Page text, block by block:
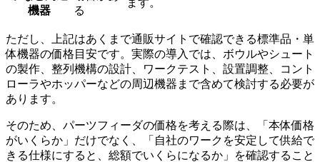
機器
る
ただし、上記はあくまで通販サイトで確認できる標準品・単
体機器の価格目安です。実際の導入では、ボウルやシュート
の製作、整列機構の設計、ワークテスト、設置調整、コント
ローラやホッパーなどの周辺機器まで含めて検討する必要が
あります。
そのため、パーツフィーダの価格を考える際は、「本体価格
がいくらか」だけでなく、「自社のワークを安定して供給で
きる仕様にすると、総額でいくらになるか」を確認すること